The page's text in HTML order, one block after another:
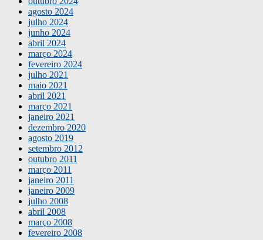
agosto 2024
julho 2024
junho 2024
abril 2024
março 2024
fevereiro 2024
julho 2021
maio 2021
abril 2021
março 2021
janeiro 2021
dezembro 2020
agosto 2019
setembro 2012
outubro 2011
março 2011
janeiro 2011
janeiro 2009
julho 2008
abril 2008
março 2008
fevereiro 2008